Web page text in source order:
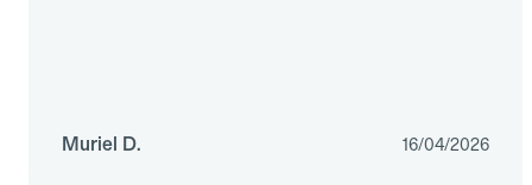
Muriel D. 16/04/2026